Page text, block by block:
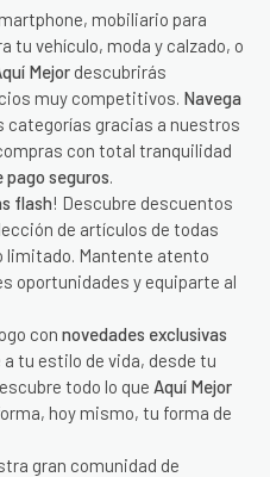
mobiliario para
tu vehículo, moda y calzado, o
Mejor descubrirás
muy competitivos. Navega
categorías gracias a nuestros
con total tranquilidad
pago seguros.
flash! Descubre descuentos
de artículos de todas
limitado. Mantente atento
oportunidades y equiparte al
con novedades exclusivas
tu estilo de vida, desde tu
todo lo que Aquí Mejor
hoy mismo, tu forma de
gran comunidad de